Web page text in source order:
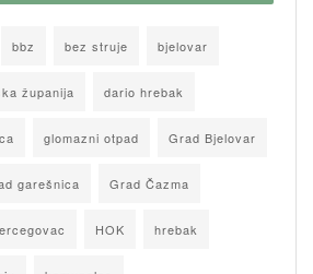
bbz bez struje bjelovar
županija dario hrebak
glomazni otpad Grad Bjelovar
garešnica Grad Čazma
HOK hrebak